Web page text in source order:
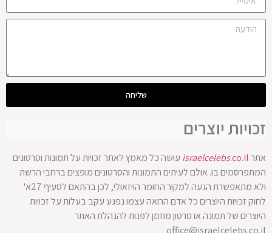
שליחה
זכויות יוצרים
אתר israelcelebs.co.il
עושה כל מאמץ לאתר זכויות על תמונות וסרטונים
המתפרסמים בו. אולם לעיתים התמונות והסרטונים מופצים ברחבי הרשת
ולא מתאפשרת הגעה למקור החומר הויזאולי, לכן בהתאם לסעיף 27א'
לחוק זכויות היוצרים כל אדם הרואה עצמו נפגע עקב בעלות על זכויות
היוצרים של תמונה או סרטון מוזמן לפנות להנהלת האתר
office@israelcelebs.co.il